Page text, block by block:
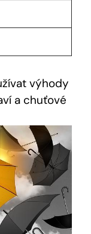
výhody
‌a chuťové